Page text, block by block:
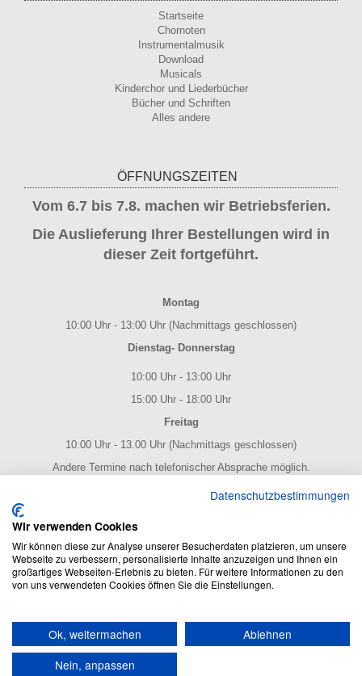
Startseite
Chornoten
Instrumentalmusik
Download
Musicals
Kinderchor und Liederbücher
Bücher und Schriften
Alles andere
ÖFFNUNGSZEITEN
Vom 6.7 bis 7.8. machen wir Betriebsferien.
Die Auslieferung Ihrer Bestellungen wird in
dieser Zeit fortgeführt.
Montag
10:00 Uhr - 13:00 Uhr (Nachmittags geschlossen)
Dienstag- Donnerstag
10:00 Uhr - 13:00 Uhr
15:00 Uhr - 18:00 Uhr
Freitag
10:00 Uhr - 13.00 Uhr (Nachmittags geschlossen)
Andere Termine nach telefonischer Absprache möglich.
NOTENPOST BY ERES Edition
NOTENPOST BY ERES Edition: Der Noten Online Shop - enthält
alles rund um das Thema Noten und Musik.
Datenschutzbestimmungen
Wir verwenden Cookies
Wir können diese zur Analyse unserer Besucherdaten platzieren, um unsere
Webseite zu verbessern, personalisierte Inhalte anzuzeigen und Ihnen ein
großartiges Webseiten-Erlebnis zu bieten. Für weitere Informationen zu den
von uns verwendeten Cookies öffnen Sie die Einstellungen.
Ok, weitermachen
Ablehnen
Nein, anpassen